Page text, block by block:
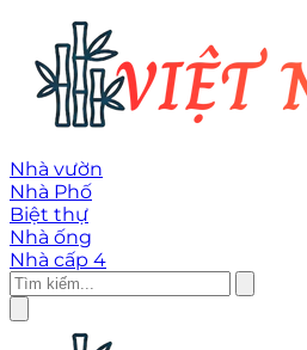
Nhà vườn
Nhà Phố
Biệt thự
Nhà ống
Nhà cấp 4